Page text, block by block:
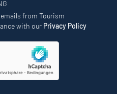
from Tourism
with our Privacy Policy